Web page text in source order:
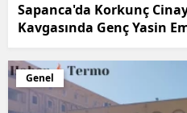
Sapanca'da Korkunç
Kavgasında Genç Yasin
Genel